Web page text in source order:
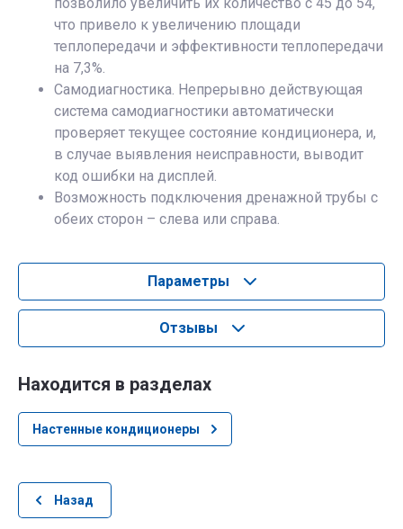
что привело к увеличению площади
теплопередачи и эффективности теплопередачи
на 7,3%.
Самодиагностика. Непрерывно действующая
система самодиагностики автоматически
проверяет текущее состояние кондиционера, и,
в случае выявления неисправности, выводит
код ошибки на дисплей.
Возможность подключения дренажной трубы с
обеих сторон – слева или справа.
Параметры
Отзывы
Находится в разделах
Настенные кондиционеры
Назад